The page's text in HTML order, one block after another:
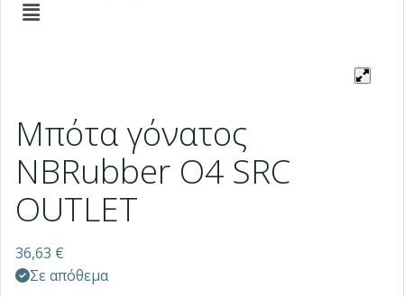
Μπότα γόνατος
NBRubber Ο4 SRC
OUTLET
36,63 €
Σε απόθεμα